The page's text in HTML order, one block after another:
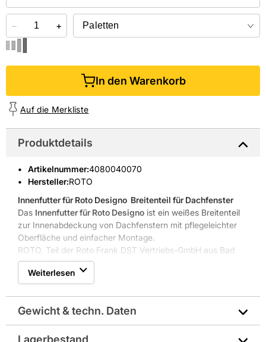
− +
In den Warenkorb
Auf die Merkliste
Produktdetails
Artikelnummer:4080040070
Hersteller:ROTO
Innenfutter für Roto Designo  Breitenteil für Dachfenster
Das Innenfutter für Roto Designo ist ein weißes Breitenteil
zur Innenabdeckung von Dachfenstern mit pflegeleichter
Oberfläche und einfacher Montage.
ROTO, Teil der Roto Frank DST Vertriebs-GmbH aus Bad
Mergentheim, bietet langjährige Erfahrung in Fenster- und
Dachfenstertechnik.
Feuchtigkeitsresistenter Kunststoff, pflegeleicht
Moderne Optik, auch in Holz-Dekoren erhältlich
Einfache Montage vor Ort
Passend für Blendrahmenbreite 1640 mm
Speziell für den Dachbau geeignet
Weiterlesen
Gewicht & techn. Daten
Lagerbestand